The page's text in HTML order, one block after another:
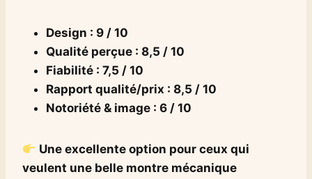
Design : 9 / 10
Qualité perçue : 8,5 / 10
Fiabilité : 7,5 / 10
Rapport qualité/prix : 8,5 / 10
Notoriété & image : 6 / 10
Une excellente option pour ceux qui
veulent une belle montre mécanique